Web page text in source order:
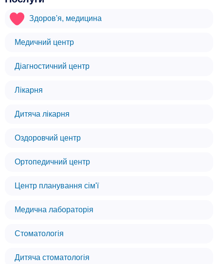
Здоров'я, медицина
Медичний центр
Діагностичний центр
Лікарня
Дитяча лікарня
Оздоровчий центр
Ортопедичний центр
Центр планування сім'ї
Медична лабораторія
Стоматологія
Дитяча стоматологія